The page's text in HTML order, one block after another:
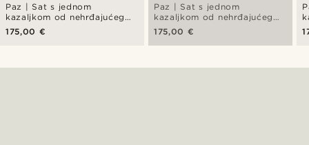
Paz | Sat s jednom
kazaljkom od nehrđajućeg
čelika u plavoj boji
175,00 €
Paz | Sat s jednom
kazaljkom od nehrđajućeg
čelika u crnoj boji
175,00 €